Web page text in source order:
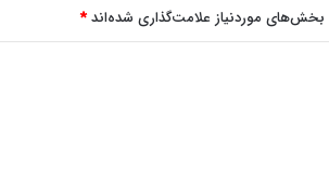
بخش‌های موردنیاز علامت‌گذاری شده‌اند*